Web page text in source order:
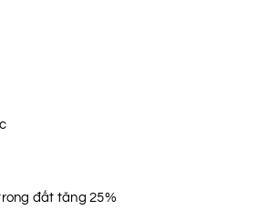
đất tăng 25%